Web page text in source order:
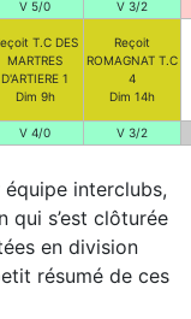
V 5/0 V 3/2
T.C DES
MARTRES
D'ARTIERE 1
Dim 9h
Reçoit
ROMAGNAT T.C
4
Dim 14h
V 4/0 V 3/2
interclubs,
qui s’est clôturée
en division
résumé de ces